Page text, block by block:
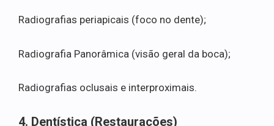
Radiografias periapicais (foco no dente);
Radiografia Panorâmica (visão geral da boca);
Radiografias oclusais e interproximais.
4. Dentística (Restaurações)